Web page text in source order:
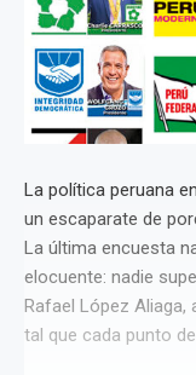
La política peruana
un escaparate de
La última encuesta
elocuente: nadie
Rafael López Aliaga,
tal que cada punto